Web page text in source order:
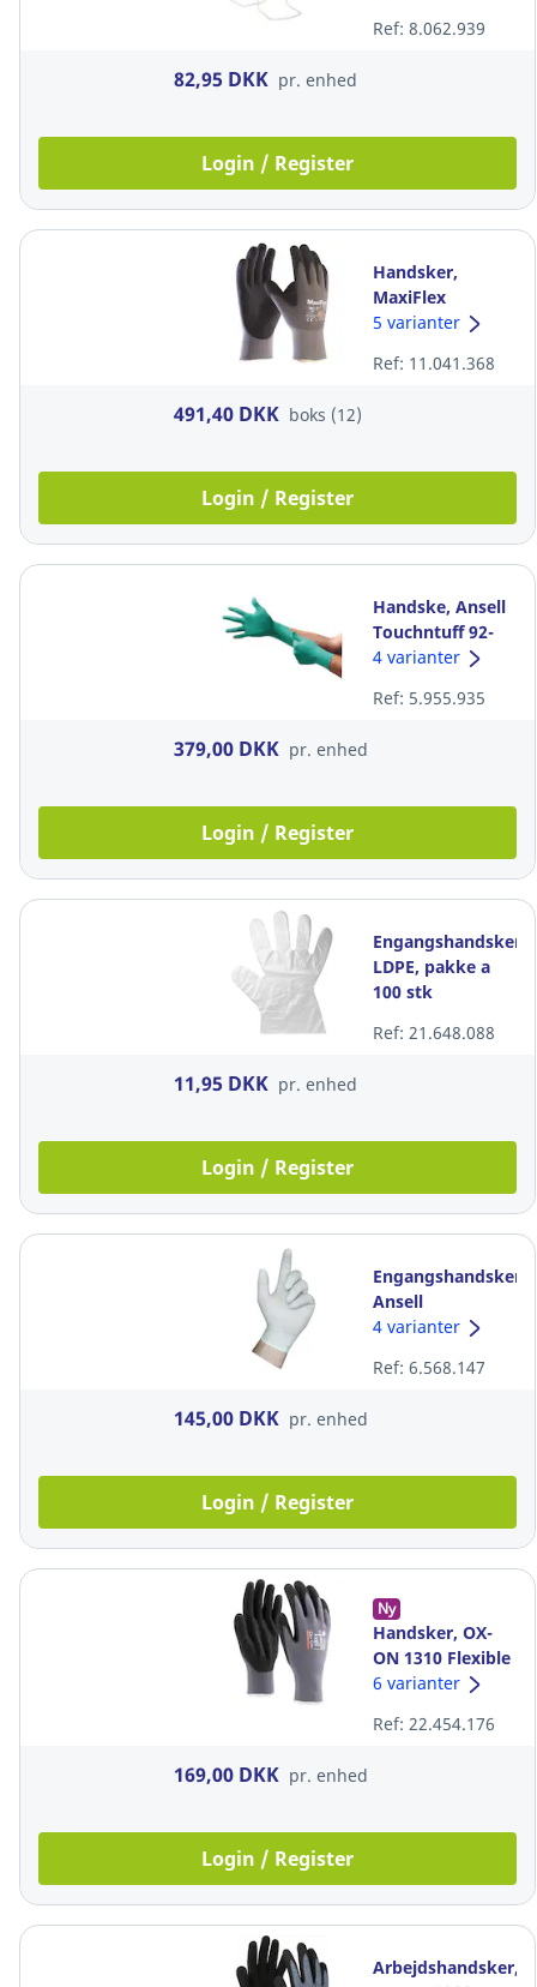
Ref: 8.062.939
82,95 DKK pr. enhed
Login / Register
Handsker,
MaxiFlex
Ultimate 42-874,
12 par
5 varianter
Ref: 11.041.368
491,40 DKK boks (12)
Login / Register
Handske, Ansell
Touchntuff 92-
605, langt ærme,
pakke a 100 stk
4 varianter
Ref: 5.955.935
379,00 DKK pr. enhed
Login / Register
Engangshandsker,
LDPE, pakke a
100 stk
Ref: 21.648.088
11,95 DKK pr. enhed
Login / Register
Engangshandsker,
Ansell
VersaTouch 92-
pakke a 100 stk
4 varianter
Ref: 6.568.147
145,00 DKK pr. enhed
Login / Register
Ny
Handsker, OX-
ON 1310 Flexible
Comfort, str. 8,
6 varianter
Ref: 22.454.176
169,00 DKK pr. enhed
Login / Register
Arbejdshandsker,